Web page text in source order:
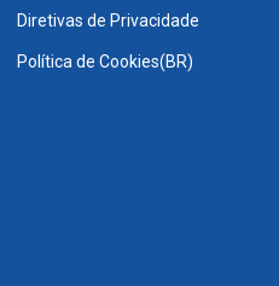
Diretivas de Privacidade
Política de Cookies(BR)